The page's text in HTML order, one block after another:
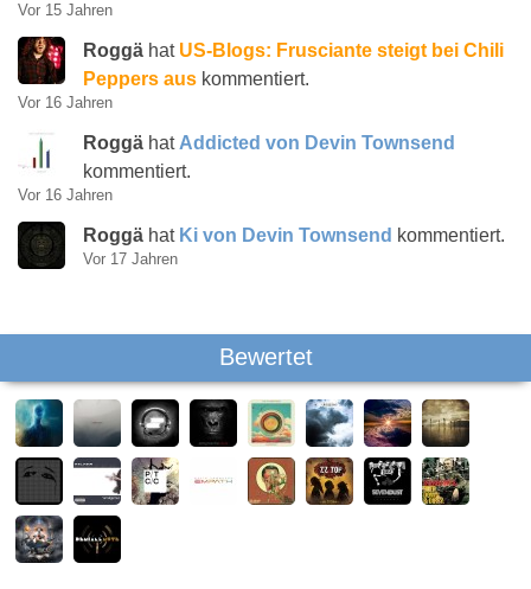
Vor 15 Jahren
Roggä hat US-Blogs: Frusciante steigt bei Chili
Peppers aus kommentiert.
Vor 16 Jahren
Roggä hat Addicted von Devin Townsend
kommentiert.
Vor 16 Jahren
Roggä hat Ki von Devin Townsend kommentiert.
Vor 17 Jahren
Bewertet